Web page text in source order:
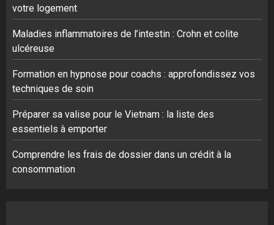
votre logement
Maladies inflammatoires de l’intestin : Crohn et colite
ulcéreuse
Formation en hypnose pour coachs : approfondissez vos
techniques de soin
Préparer sa valise pour le Vietnam : la liste des
essentiels à emporter
Comprendre les frais de dossier dans un crédit à la
consommation